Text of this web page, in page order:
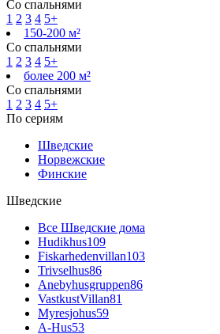
Со спальнями
1 2 3 4 5+
150-200 м²
Со спальнями
1 2 3 4 5+
более 200 м²
Со спальнями
1 2 3 4 5+
По сериям
Шведские
Норвежские
Финские
Шведские
Все Шведские дома
Hudikhus109
Fiskarhedenvillan103
Trivselhus86
Anebyhusgruppen86
VastkustVillan81
Myresjohus59
A-Hus53